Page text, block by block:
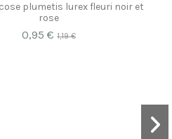
plumetis lurex fleuri noir et
rose
0,95 € 1,19 €